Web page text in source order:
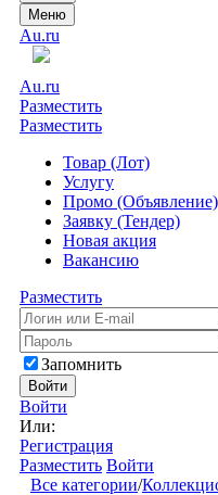
Меню
Au.ru
Au.ru
Разместить
Разместить
Товар (Лот)
Услугу
Промо (Объявление)
Заявку (Тендер)
Новая акция
Вакансию
Разместить
Запомнить
Войти
Войти
Или:
Регистрация
Разместить Войти
Все категории/